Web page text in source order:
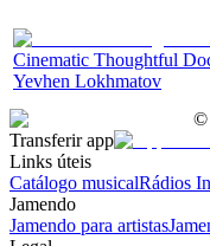
Cinematic Thoughtful
Yevhen Lokhmatov
©
Transferir app
Links úteis
Catálogo musicalRádios
Jamendo
Jamendo para artistas